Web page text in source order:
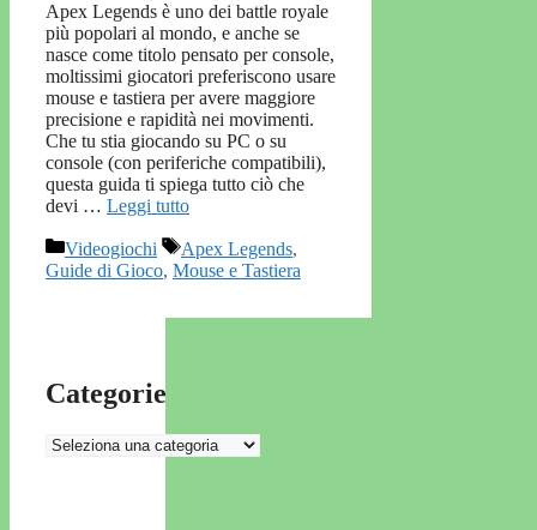
Apex Legends è uno dei battle royale
più popolari al mondo, e anche se
nasce come titolo pensato per console,
moltissimi giocatori preferiscono usare
mouse e tastiera per avere maggiore
precisione e rapidità nei movimenti.
Che tu stia giocando su PC o su
console (con periferiche compatibili),
questa guida ti spiega tutto ciò che
devi … Leggi tutto
Categorie
Videogiochi Tag
Apex Legends,
Guide di Gioco, Mouse e Tastiera
Categorie
Categorie